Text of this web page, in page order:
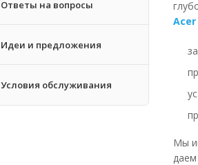
Ответы на вопросы
Идеи и предложения
Условия обслуживания
Acer
Мы